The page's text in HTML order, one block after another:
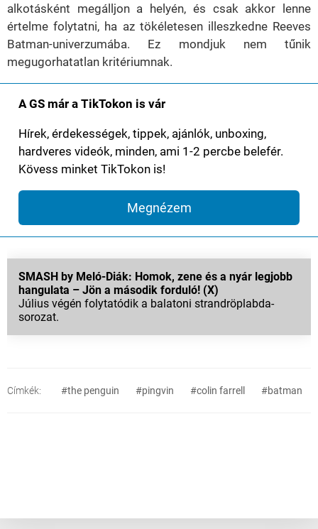
alkotásként megálljon a helyén, és csak akkor lenne
értelme folytatni, ha az tökéletesen illeszkedne Reeves
Batman-univerzumába. Ez mondjuk nem tűnik
megugorhatatlan kritériumnak.
A GS már a TikTokon is vár
Hírek, érdekességek, tippek, ajánlók, unboxing,
hardveres videók, minden, ami 1-2 percbe belefér.
Kövess minket TikTokon is!
Megnézem
SMASH by Meló-Diák: Homok, zene és a nyár legjobb
hangulata – Jön a második forduló! (X)
Július végén folytatódik a balatoni strandröplabda-
sorozat.
Címkék: #the penguin #pingvin #colin farrell #batman